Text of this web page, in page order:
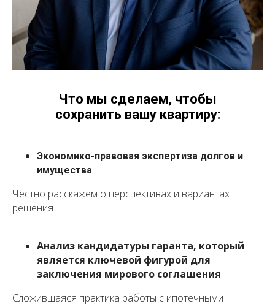
Что мы сделаем, чтобы
сохранить вашу квартиру:
Экономико-правовая экспертиза долгов и
имущества
Честно расскажем о перспективах и вариантах
решения
Анализ кандидатуры гаранта, который
является ключевой фигурой для
заключения мирового соглашения
Сложившаяся практика работы с ипотечными